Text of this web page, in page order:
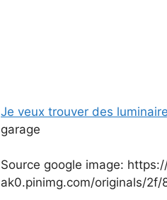
Je veux trouver des
garage
Source google image:
ak0.pinimg.com/originals/